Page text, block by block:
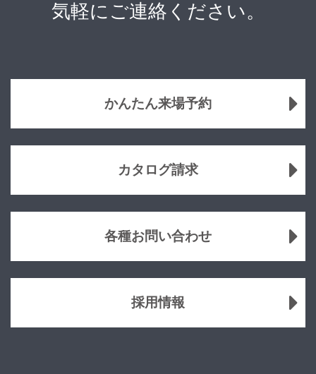
気軽にご連絡ください。
かんたん来場予約
カタログ請求
各種お問い合わせ
採用情報